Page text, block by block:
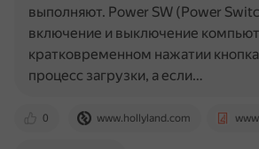
0 www.hollyland.com
выполняют. Power SW (Power
включение и выключение
кратковременном нажатии кнопка
процесс загрузки, а если…